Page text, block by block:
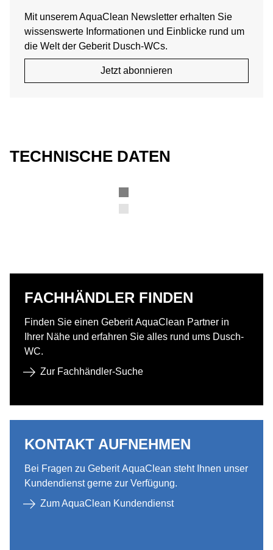
Mit unserem AquaClean Newsletter erhalten Sie
wissenswerte Informationen und Einblicke rund um
die Welt der Geberit Dusch-WCs.
Jetzt abonnieren
TECHNISCHE DATEN
FACHHÄNDLER FINDEN​
Finden Sie einen Geberit AquaClean Partner in
Ihrer Nähe und erfahren Sie alles rund ums Dusch-
WC.​
Zur Fachhändler-Suche​
KONTAKT AUFNEHMEN​
Bei Fragen zu Geberit AquaClean steht Ihnen unser
Kundendienst gerne zur Verfügung.​
Zum AquaClean Kundendienst